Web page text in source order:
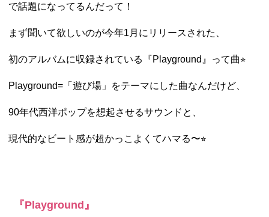
で話題になってるんだって！
まず聞いて欲しいのが今年1月にリリースされた、
初のアルバムに収録されている『Playground』って曲⭐︎
Playground=「遊び場」をテーマにした曲なんだけど、
90年代西洋ポップを想起させるサウンドと、
現代的なビート感が超かっこよくてハマる〜⭐︎
『Playground』